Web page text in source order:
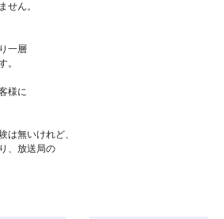
せん。
一層
。
様に
は無いけれど、
、放送局の